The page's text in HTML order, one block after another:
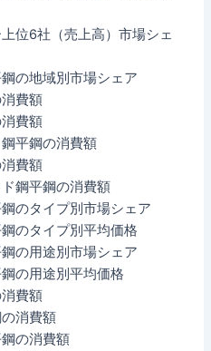
位6社（売上高）市場シェ
の地域別市場シェア
費額
費額
平鋼の消費額
費額
鋼平鋼の消費額
のタイプ別市場シェア
のタイプ別平均価格
の用途別市場シェア
の用途別平均価格
費額
消費額
の消費額